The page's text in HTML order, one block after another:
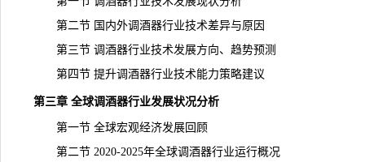
第二节 国内外调酒器行业技术差异与原因
第三节 调酒器行业技术发展方向、趋势预测
第四节 提升调酒器行业技术能力策略建议
第三章 全球调酒器行业发展状况分析
第一节 全球宏观经济发展回顾
第二节 2020-2025年全球调酒器行业运行概况